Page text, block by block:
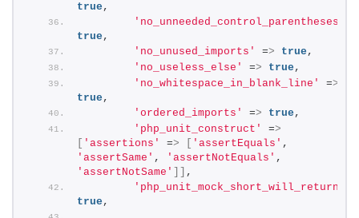
true ,
'no_unneeded_control_parentheses'
true ,
'no_unused_imports'
=> true ,
'no_useless_else'
=> true ,
'no_whitespace_in_blank_line'
=>
true ,
'ordered_imports'
=> true ,
'php_unit_construct'
=>
'assertions' => 'assertEquals'
'assertSame' , 'assertNotEquals'
'assertNotSame'
,
'php_unit_mock_short_will_return'
true ,